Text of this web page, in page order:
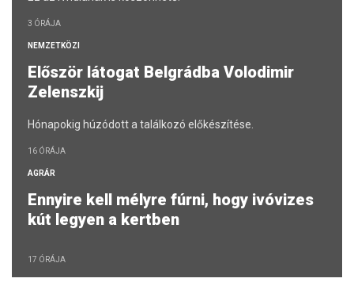
3 ÓRÁJA
NEMZETKÖZI
Először látogat Belgrádba Volodimir
Zelenszkij
Hónapokig húzódott a találkozó előkészítése.
16 ÓRÁJA
AGRÁR
Ennyire kell mélyre fúrni, hogy ivóvizes
kút legyen a kertben
17 ÓRÁJA